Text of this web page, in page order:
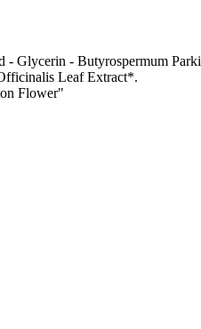
- Glycerin - Butyrospermum
Leaf Extract*.
Flower"